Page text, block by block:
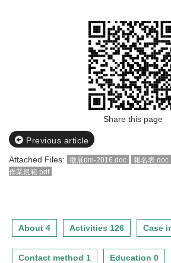
Share this page
Previous article
Attached Files:
徵展dm-2016.doc 報名表.doc
作業規範.pdf
About 4 Activities 126 Case
Contact method 1 Education 0